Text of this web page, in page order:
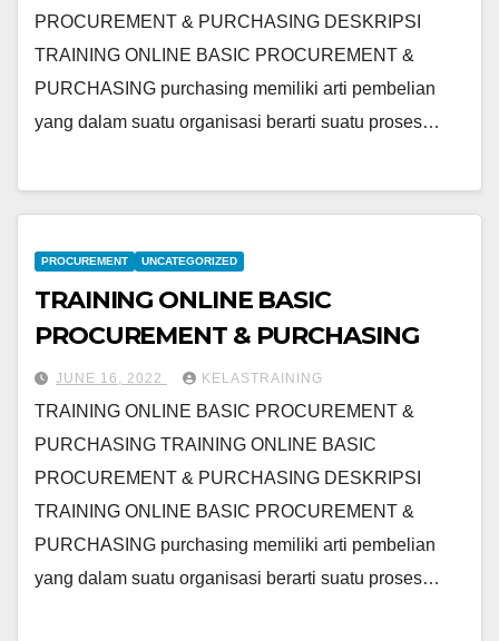
PROCUREMENT & PURCHASING DESKRIPSI
TRAINING ONLINE BASIC PROCUREMENT &
PURCHASING purchasing memiliki arti pembelian
yang dalam suatu organisasi berarti suatu proses…
PROCUREMENT UNCATEGORIZED
TRAINING ONLINE BASIC
PROCUREMENT & PURCHASING
JUNE 16, 2022 KELASTRAINING
TRAINING ONLINE BASIC PROCUREMENT &
PURCHASING TRAINING ONLINE BASIC
PROCUREMENT & PURCHASING DESKRIPSI
TRAINING ONLINE BASIC PROCUREMENT &
PURCHASING purchasing memiliki arti pembelian
yang dalam suatu organisasi berarti suatu proses…